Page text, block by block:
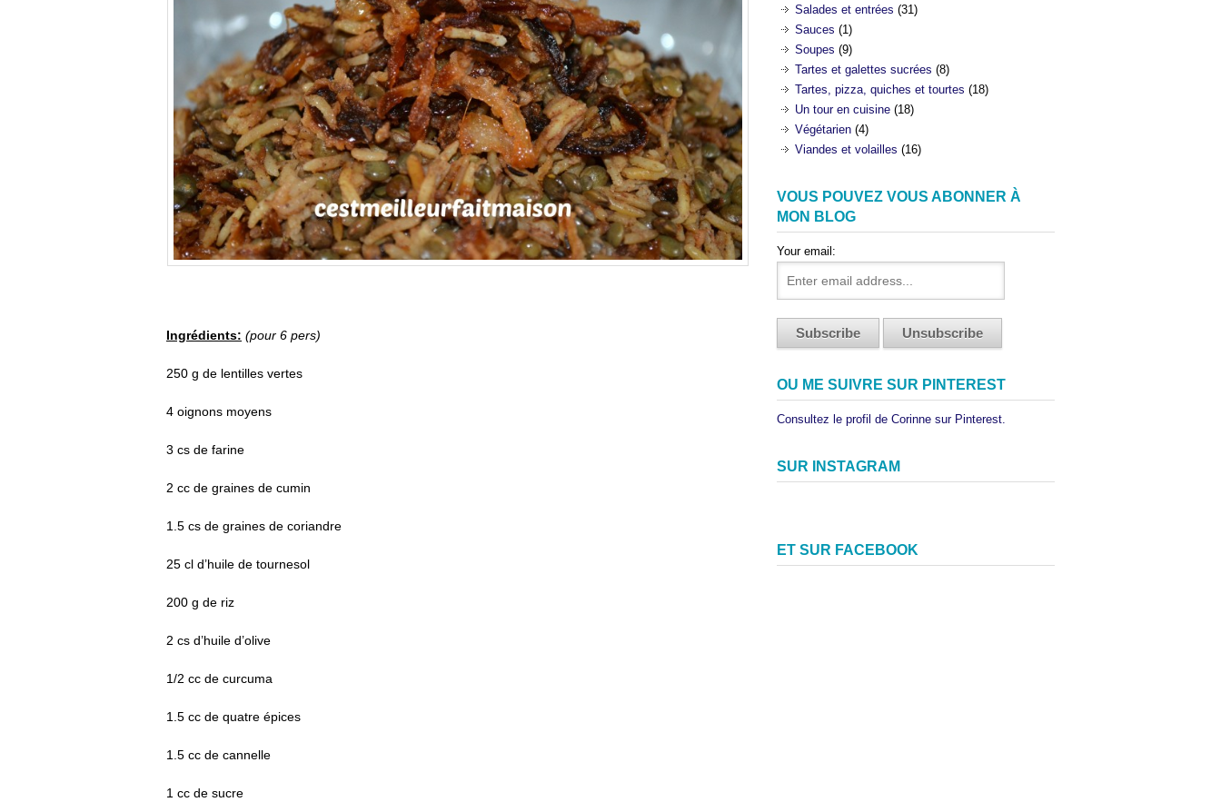
Ingrédients: (pour 6 pers)
250 g de lentilles vertes
4 oignons moyens
3 cs de farine
2 cc de graines de cumin
1.5 cs de graines de coriandre
25 cl d’huile de tournesol
200 g de riz
2 cs d’huile d’olive
1/2 cc de curcuma
1.5 cc de quatre épices
1.5 cc de cannelle
1 cc de sucre
Salades et entrées (31)
Sauces (1)
Soupes (9)
Tartes et galettes sucrées (8)
Tartes, pizza, quiches et tourtes (18)
Un tour en cuisine(18)
Végétarien(4)
Viandes et volailles (16)
VOUS POUVEZ VOUS ABONNER À
MON BLOG
Your email:
OU ME SUIVRE SUR PINTEREST
Consultez le profil de Corinne sur Pinterest.
SUR INSTAGRAM
ET SUR FACEBOOK